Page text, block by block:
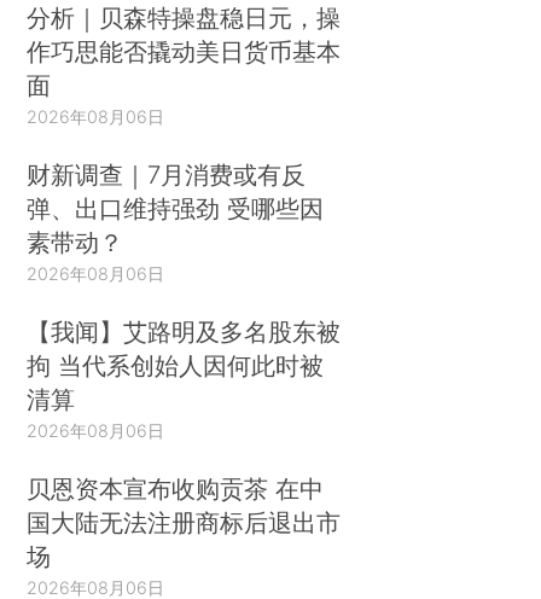
分析｜贝森特操盘稳日元，操
作巧思能否撬动美日货币基本
面
2026年08月06日
财新调查｜7月消费或有反
弹、出口维持强劲 受哪些因
素带动？
2026年08月06日
【我闻】艾路明及多名股东被
拘 当代系创始人因何此时被
清算
2026年08月06日
贝恩资本宣布收购贡茶 在中
国大陆无法注册商标后退出市
场
2026年08月06日